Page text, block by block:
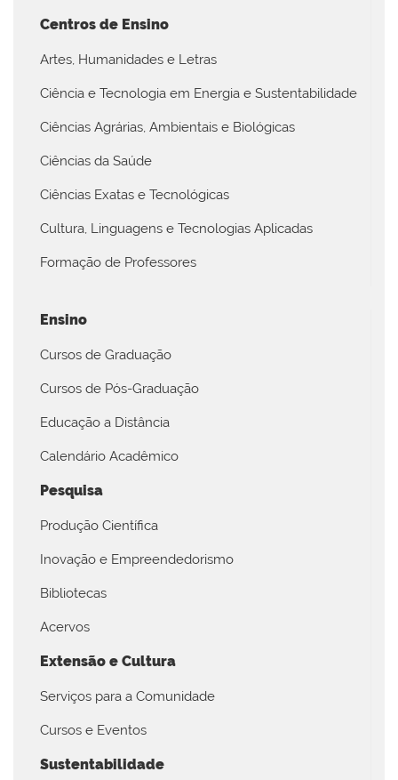
Centros de Ensino
Artes, Humanidades e Letras
Ciência e Tecnologia em Energia e Sustentabilidade
Ciências Agrárias, Ambientais e Biológicas
Ciências da Saúde
Ciências Exatas e Tecnológicas
Cultura, Linguagens e Tecnologias Aplicadas
Formação de Professores
Ensino
Cursos de Graduação
Cursos de Pós-Graduação
Educação a Distância
Calendário Acadêmico
Pesquisa
Produção Científica
Inovação e Empreendedorismo
Bibliotecas
Acervos
Extensão e Cultura
Serviços para a Comunidade
Cursos e Eventos
Sustentabilidade